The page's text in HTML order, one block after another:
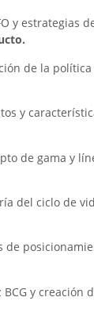
y estrategias
de la
y
de gama y
del ciclo de
de
BCG y creación